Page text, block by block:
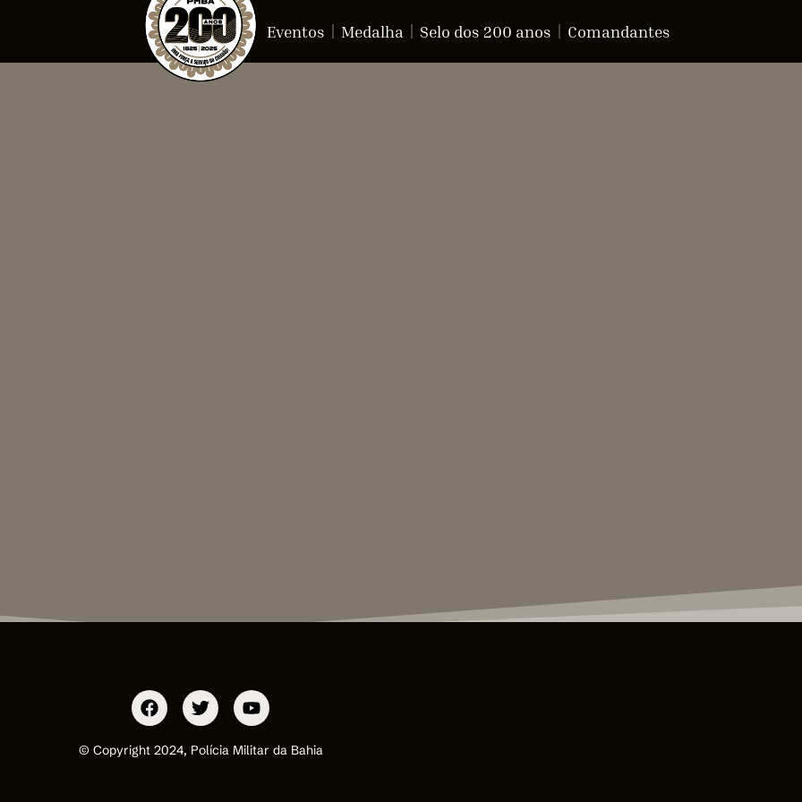
Eventos Medalha Selo dos 200 anos Comandantes
© Copyright 2024, Polícia Militar da Bahia